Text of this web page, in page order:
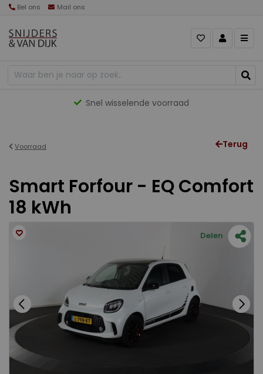
Bel ons Mail ons
Snel wisselende voorraad
Voorraad Terug
Smart Forfour - EQ Comfort
18 kWh
Delen